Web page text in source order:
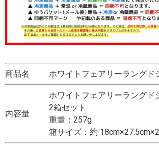
商品名 ホワイトフェアリーラングド
内容量
ホワイトフェアリーラングド
2箱セット
重量：257g
箱サイズ：約